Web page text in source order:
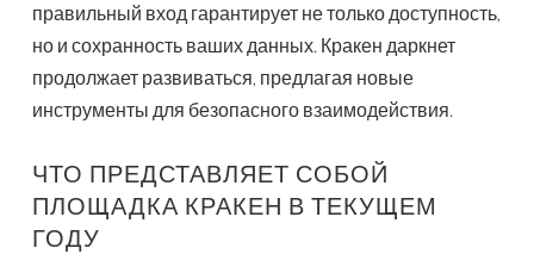
правильный вход гарантирует не только доступность,
но и сохранность ваших данных. Кракен даркнет
продолжает развиваться, предлагая новые
инструменты для безопасного взаимодействия.
ЧТО ПРЕДСТАВЛЯЕТ СОБОЙ
ПЛОЩАДКА КРАКЕН В ТЕКУЩЕМ
ГОДУ